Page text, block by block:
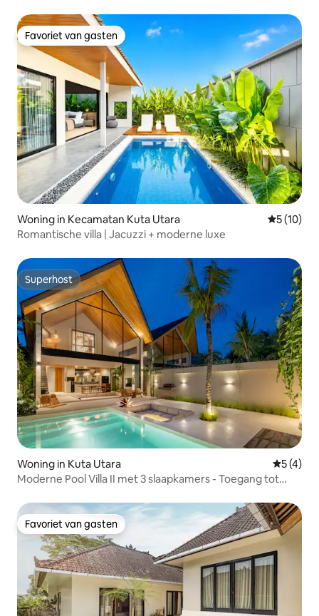
Favoriet van gasten
Favoriet van gasten
Woning in Kecamatan Kuta Utara
5 (10)
Romantische villa | Jacuzzi + moderne luxe
Superhost
Superhost
Woning in Kuta Utara
5 (4)
Moderne Pool Villa II met 3 slaapkamers - Toegang tot
Favoriet van gasten
Favoriet van gasten